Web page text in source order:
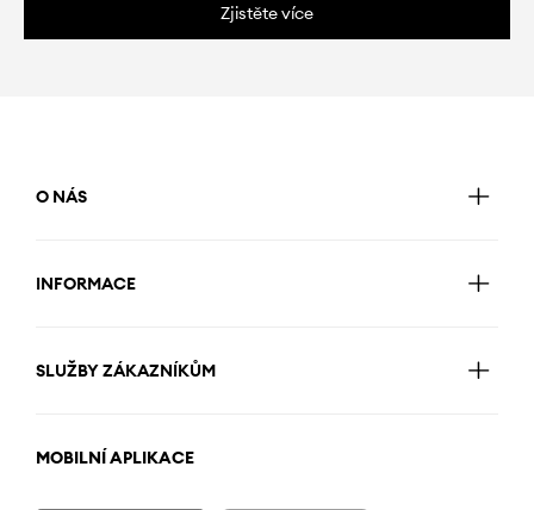
Zjistěte více
O NÁS
INFORMACE
SLUŽBY ZÁKAZNÍKŮM
MOBILNÍ APLIKACE